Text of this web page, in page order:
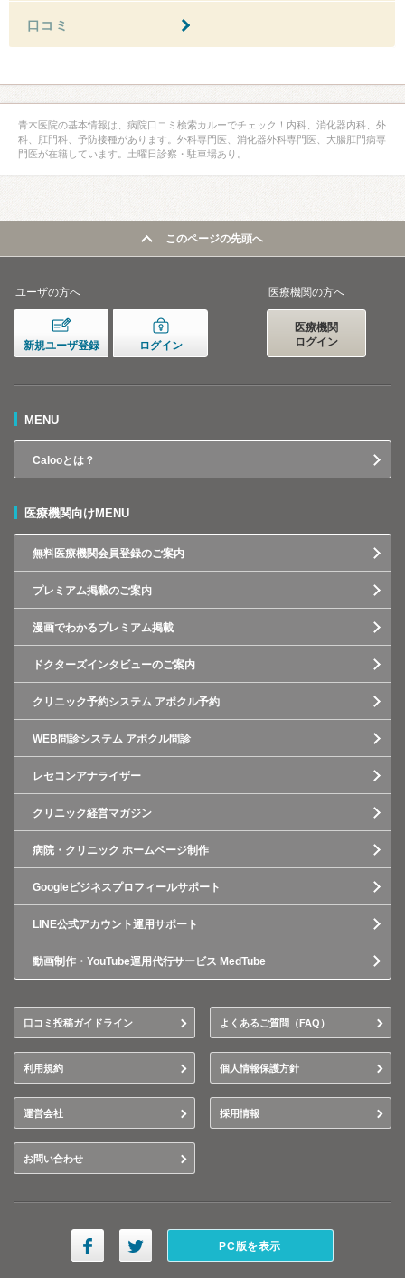
口コミ
青木医院の基本情報は、病院口コミ検索カルーでチェック！内科、消化器内科、外
科、肛門科、予防接種があります。外科専門医、消化器外科専門医、大腸肛門病専
門医が在籍しています。土曜日診察・駐車場あり。
このページの先頭へ
ユーザの方へ
新規ユーザ登録 ログイン
医療機関の方へ
医療機関
ログイン
MENU
Calooとは？
医療機関向けMENU
無料医療機関会員登録のご案内
プレミアム掲載のご案内
漫画でわかるプレミアム掲載
ドクターズインタビューのご案内
クリニック予約システム アポクル予約
WEB問診システム アポクル問診
レセコンアナライザー
クリニック経営マガジン
病院・クリニック ホームページ制作
Googleビジネスプロフィールサポート
LINE公式アカウント運用サポート
動画制作・YouTube運用代行サービス MedTube
口コミ投稿ガイドライン よくあるご質問（FAQ）
利用規約 個人情報保護方針
運営会社 採用情報
お問い合わせ
PC版を表示